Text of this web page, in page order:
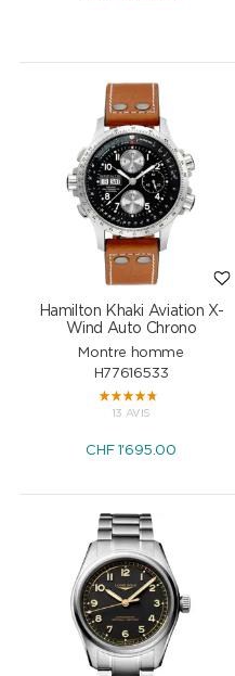
Hamilton Khaki Aviation X-
Wind Auto Chrono
Montre homme
H77616533
13 AVIS
CHF 1'695.00